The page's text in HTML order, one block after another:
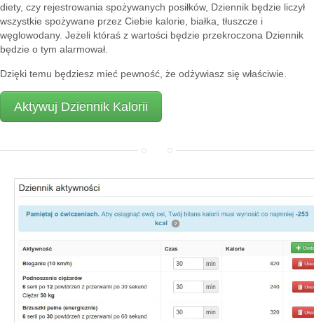
diety, czy rejestrowania spożywanych posiłków, Dziennik będzie liczył
wszystkie spożywane przez Ciebie kalorie, białka, tłuszcze i
węglowodany. Jeżeli któraś z wartości będzie przekroczona Dziennik
będzie o tym alarmował.
Dzięki temu będziesz mieć pewność, że odżywiasz się właściwie.
Aktywuj Dziennik Kalorii